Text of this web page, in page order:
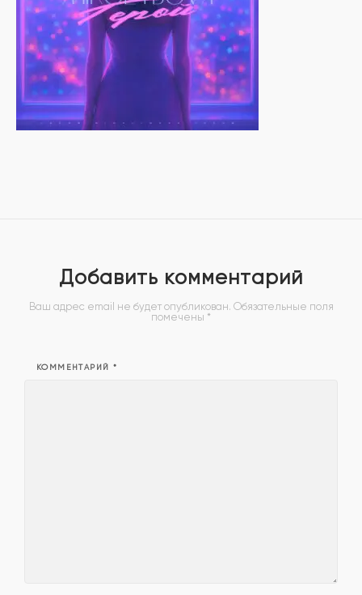
Добавить комментарий
Ваш адрес email не будет опубликован. Обязательные поля
помечены *
КОММЕНТАРИЙ *